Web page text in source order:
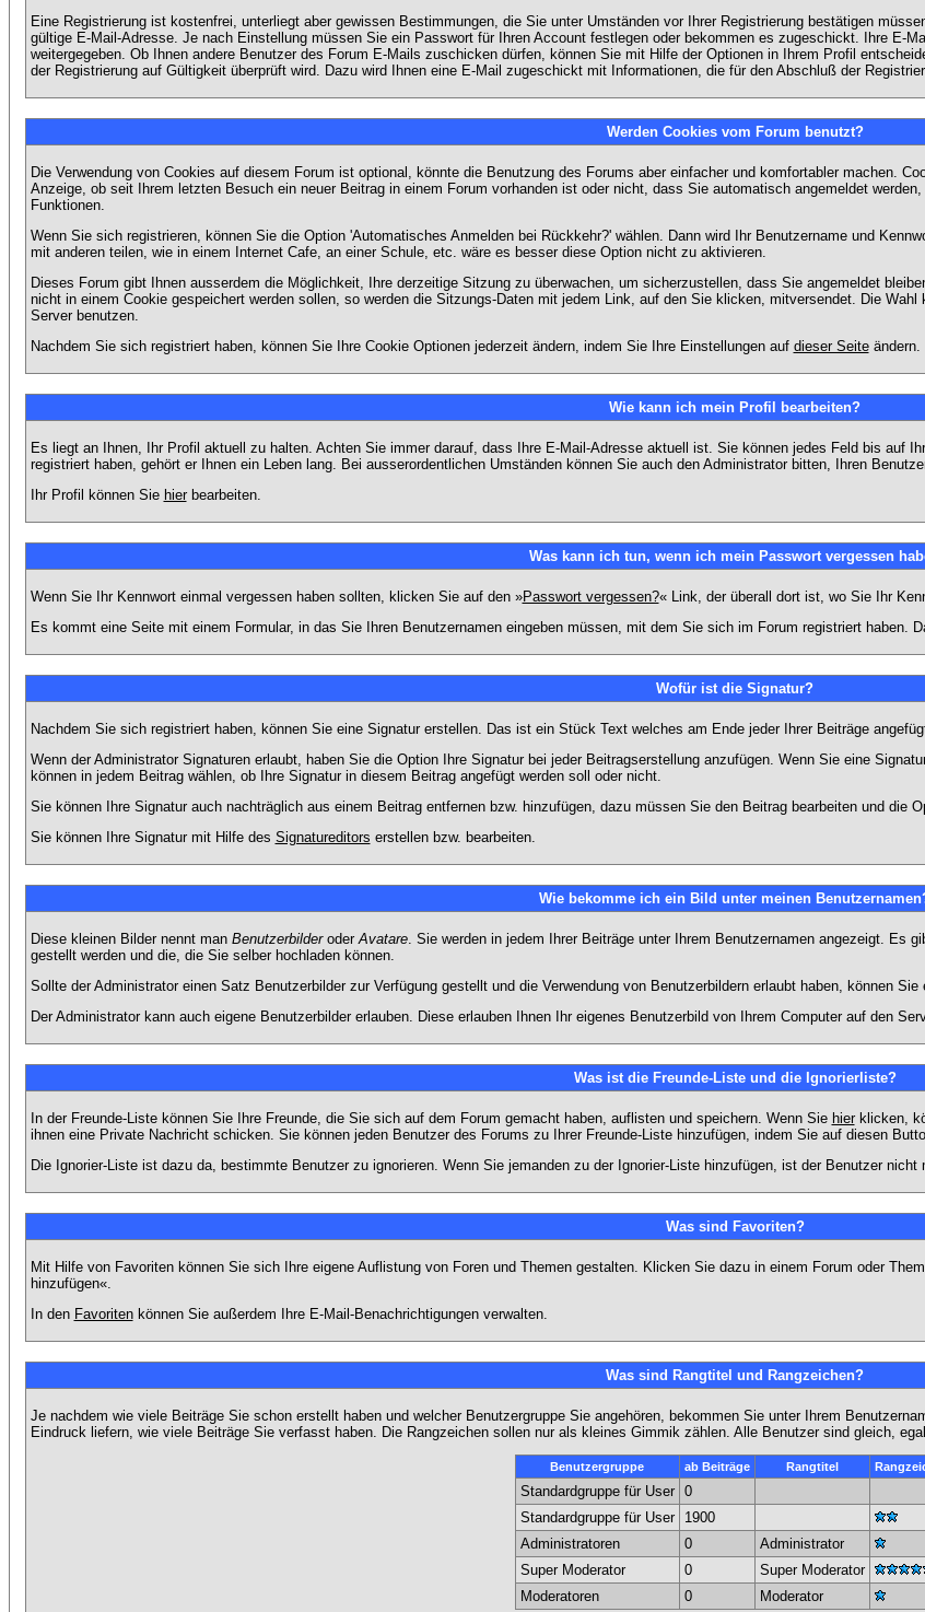
Eine Registrierung ist kostenfrei, unterliegt aber gewissen Bestimmungen, die Sie unter Umständen vor Ihrer Registrierung bestätigen
gültige E-Mail-Adresse. Je nach Einstellung müssen Sie ein Passwort für Ihren Account festlegen oder bekommen es zugeschickt. Ihre E-
weitergegeben. Ob Ihnen andere Benutzer des Forum E-Mails zuschicken dürfen, können Sie mit Hilfe der Optionen in Ihrem Profil
der Registrierung auf Gültigkeit überprüft wird. Dazu wird Ihnen eine E-Mail zugeschickt mit Informationen, die für den Abschluß der
Werden Cookies vom Forum benutzt?
Die Verwendung von Cookies auf diesem Forum ist optional, könnte die Benutzung des Forums aber einfacher und komfortabler machen.
Anzeige, ob seit Ihrem letzten Besuch ein neuer Beitrag in einem Forum vorhanden ist oder nicht, dass Sie automatisch angemeldet
Funktionen.
Wenn Sie sich registrieren, können Sie die Option 'Automatisches Anmelden bei Rückkehr?' wählen. Dann wird Ihr Benutzername und
mit anderen teilen, wie in einem Internet Cafe, an einer Schule, etc. wäre es besser diese Option nicht zu aktivieren.
Dieses Forum gibt Ihnen ausserdem die Möglichkeit, Ihre derzeitige Sitzung zu überwachen, um sicherzustellen, dass Sie angemeldet
nicht in einem Cookie gespeichert werden sollen, so werden die Sitzungs-Daten mit jedem Link, auf den Sie klicken, mitversendet. Die
Server benutzen.
Nachdem Sie sich registriert haben, können Sie Ihre Cookie Optionen jederzeit ändern, indem Sie Ihre Einstellungen auf dieser Seiteändern.
Wie kann ich mein Profil bearbeiten?
Es liegt an Ihnen, Ihr Profil aktuell zu halten. Achten Sie immer darauf, dass Ihre E-Mail-Adresse aktuell ist. Sie können jedes Feld bis auf
registriert haben, gehört er Ihnen ein Leben lang. Bei ausserordentlichen Umständen können Sie auch den Administrator bitten, Ihren
Ihr Profil können Sie hierbearbeiten.
Was kann ich tun, wenn ich mein Passwort vergessen
Wenn Sie Ihr Kennwort einmal vergessen haben sollten, klicken Sie auf den »Passwort vergessen?« Link, der überall dort ist, wo Sie Ihr
Es kommt eine Seite mit einem Formular, in das Sie Ihren Benutzernamen eingeben müssen, mit dem Sie sich im Forum registriert haben.
Wofür ist die Signatur?
Nachdem Sie sich registriert haben, können Sie eine Signatur erstellen. Das ist ein Stück Text welches am Ende jeder Ihrer Beiträge
Wenn der Administrator Signaturen erlaubt, haben Sie die Option Ihre Signatur bei jeder Beitragserstellung anzufügen. Wenn Sie eine
können in jedem Beitrag wählen, ob Ihre Signatur in diesem Beitrag angefügt werden soll oder nicht.
Sie können Ihre Signatur auch nachträglich aus einem Beitrag entfernen bzw. hinzufügen, dazu müssen Sie den Beitrag bearbeiten und die
Sie können Ihre Signatur mit Hilfe des Signatureditors erstellen bzw. bearbeiten.
Wie bekomme ich ein Bild unter meinen
Diese kleinen Bilder nennt man BenutzerbilderoderAvatare. Sie werden in jedem Ihrer Beiträge unter Ihrem Benutzernamen angezeigt. Es
gestellt werden und die, die Sie selber hochladen können.
Sollte der Administrator einen Satz Benutzerbilder zur Verfügung gestellt und die Verwendung von Benutzerbildern erlaubt haben, können
Der Administrator kann auch eigene Benutzerbilder erlauben. Diese erlauben Ihnen Ihr eigenes Benutzerbild von Ihrem Computer auf den
Was ist die Freunde-Liste und die Ignorierliste?
In der Freunde-Liste können Sie Ihre Freunde, die Sie sich auf dem Forum gemacht haben, auflisten und speichern. Wenn Sie hierklicken,
ihnen eine Private Nachricht schicken. Sie können jeden Benutzer des Forums zu Ihrer Freunde-Liste hinzufügen, indem Sie auf diesen
Die Ignorier-Liste ist dazu da, bestimmte Benutzer zu ignorieren. Wenn Sie jemanden zu der Ignorier-Liste hinzufügen, ist der Benutzer
Was sind Favoriten?
Mit Hilfe von Favoriten können Sie sich Ihre eigene Auflistung von Foren und Themen gestalten. Klicken Sie dazu in einem Forum oder
hinzufügen«.
In den Favoritenkönnen Sie außerdem Ihre E-Mail-Benachrichtigungen verwalten.
Was sind Rangtitel und Rangzeichen?
Je nachdem wie viele Beiträge Sie schon erstellt haben und welcher Benutzergruppe Sie angehören, bekommen Sie unter Ihrem
Eindruck liefern, wie viele Beiträge Sie verfasst haben. Die Rangzeichen sollen nur als kleines Gimmik zählen. Alle Benutzer sind gleich,
Benutzergruppe ab Beiträge Rangtitel
Standardgruppe für User
0
Standardgruppe für User
1900
Administratoren
0
Administrator
Super Moderator
0
Super Moderator
Moderatoren
0 Moderator